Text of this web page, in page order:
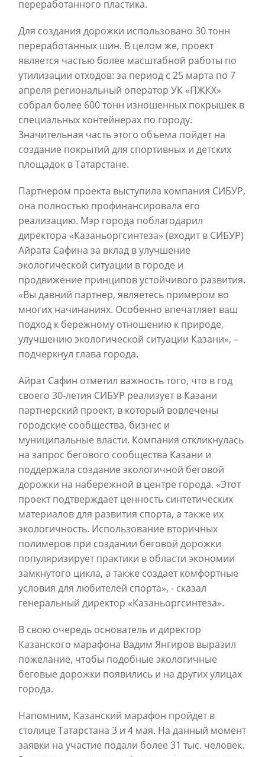
переработанного пластика.
Для создания дорожки использовано 30 тонн
переработанных шин. В целом же, проект
является частью более масштабной работы по
утилизации отходов: за период с 25 марта по 7
апреля региональный оператор УК «ПЖКХ»
собрал более 600 тонн изношенных покрышек в
специальных контейнерах по городу.
Значительная часть этого объема пойдет на
создание покрытий для спортивных и детских
площадок в Татарстане.
Партнером проекта выступила компания СИБУР,
она полностью профинансировала его
реализацию. Мэр города поблагодарил
директора «Казаньоргсинтеза» (входит в СИБУР)
Айрата Сафина за вклад в улучшение
экологической ситуации в городе и
продвижение принципов устойчивого развития.
«Вы давний партнер, являетесь примером во
многих начинаниях. Особенно впечатляет ваш
подход к бережному отношению к природе,
улучшению экологической ситуации Казани», –
подчеркнул глава города.
Айрат Сафин отметил важность того, что в год
своего 30-летия СИБУР реализует в Казани
партнерский проект, в который вовлечены
городские сообщества, бизнес и
муниципальные власти. Компания откликнулась
на запрос бегового сообщества Казани и
поддержала создание экологичной беговой
дорожки на набережной в центре города. «Этот
проект подтверждает ценность синтетических
материалов для развития спорта, а также их
экологичность. Использование вторичных
полимеров при создании беговой дорожки
популяризирует практики в области экономии
замкнутого цикла, а также создает комфортные
условия для любителей спорта», - сказал
генеральный директор «Казаньоргсинтеза».
В свою очередь основатель и директор
Казанского марафона Вадим Янгиров выразил
пожелание, чтобы подобные экологичные
беговые дорожки появились и на других улицах
города.
Напомним, Казанский марафон пройдет в
столице Татарстана 3 и 4 мая. На данный момент
заявки на участие подали более 31 тыс. человек.